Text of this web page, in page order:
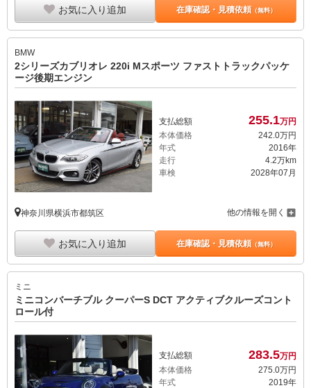
お気に入り追加 在庫確認・見積依頼（無料）
BMW
2シリーズカブリオレ 220i Mスポーツ ファストトラックパッケ
ージ後期エンジン
支払総額 255.1万円
本体価格
242.0万円
年式
2016年
走行
4.2万km
車検
2028年07月
神奈川県横浜市都筑区 他の情報を開く
お気に入り追加 在庫確認・見積依頼（無料）
ミニ
ミニコンバーチブル クーパーS DCT アクティブクルーズコント
ロール付
支払総額 283.5万円
本体価格
275. 0万円
年式
2019年